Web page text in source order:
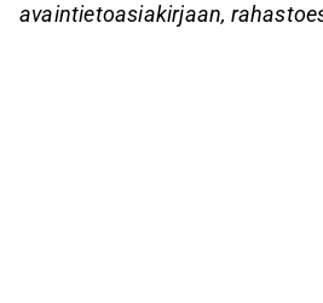
avaintietoasiakirjaan,